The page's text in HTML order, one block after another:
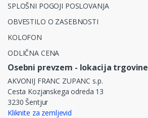
SPLOŠNI POGOJI POSLOVANJA
OBVESTILO O ZASEBNOSTI
KOLOFON
ODLIČNA CENA
Osebni prevzem - lokacija trgovine
AKVONIJ FRANC ZUPANC s.p.
Cesta Kozjanskega odreda 13
3230 Šentjur
Kliknite za zemljevid